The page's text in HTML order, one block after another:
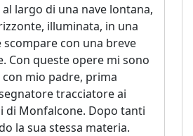
largo di una nave lontana,
illuminata, in una
scompare con una breve
Con queste opere mi sono
mio padre, prima
tracciatore ai
di Monfalcone. Dopo tanti
la sua stessa materia.